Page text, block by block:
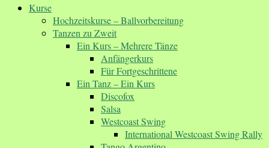
Kurse
Hochzeitskurse – Ballvorbereitung
Tanzen zu Zweit
Ein Kurs – Mehrere Tänze
Anfängerkurs
Für Fortgeschrittene
Ein Tanz – Ein Kurs
Discofox
Salsa
Westcoast Swing
International Westcoast Swing Rally